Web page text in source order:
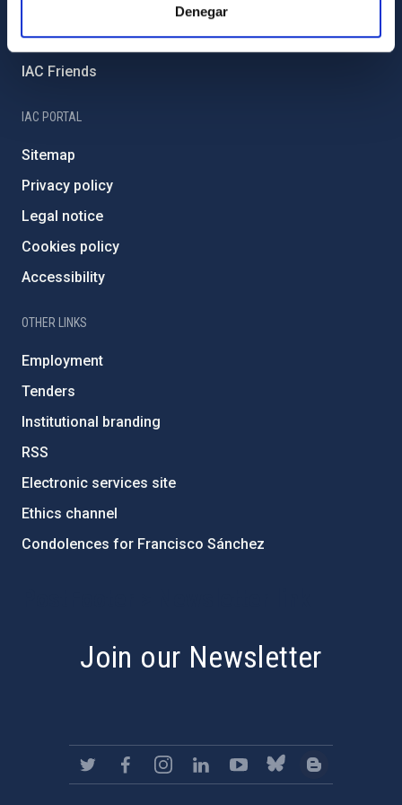
Denegar
Severo Ochoa Programme
IAC Friends
IAC PORTAL
Sitemap
Privacy policy
Legal notice
Cookies policy
Accessibility
OTHER LINKS
Employment
Tenders
Institutional branding
RSS
Electronic services site
Ethics channel
Condolences for Francisco Sánchez
Join our Newsletter